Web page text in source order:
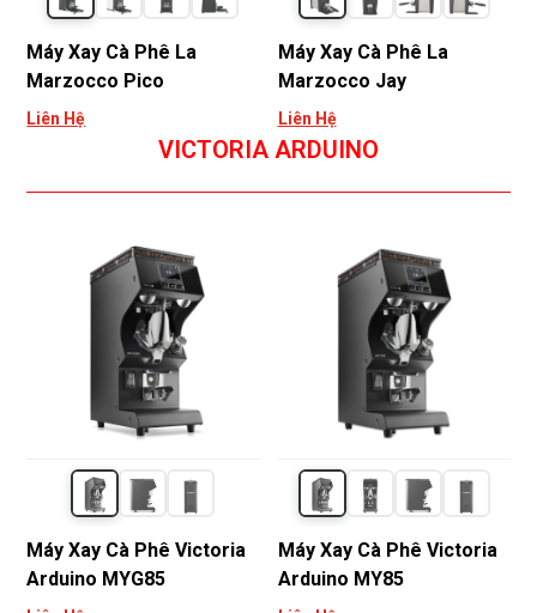
Máy Xay Cà Phê La
Marzocco Pico
Liên Hệ
Máy Xay Cà Phê La
Marzocco Jay
Liên Hệ
VICTORIA ARDUINO
Máy Xay Cà Phê Victoria
Arduino MYG85
Máy Xay Cà Phê Victoria
Arduino MY85